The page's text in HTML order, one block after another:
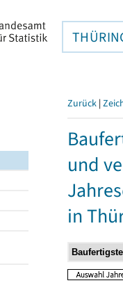
Zurück |
und
in